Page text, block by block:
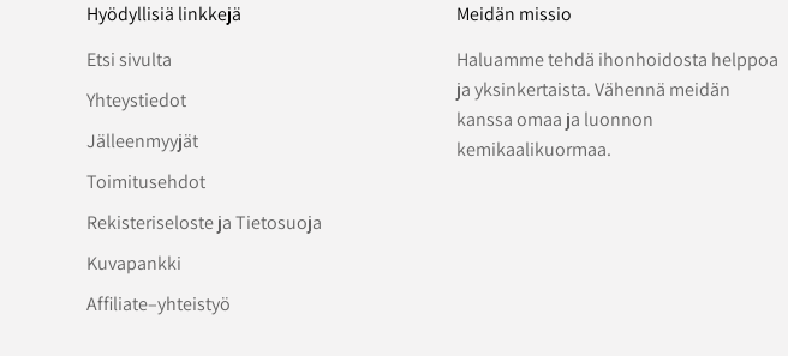
Hyödyllisiä linkkejä
Etsi sivulta
Yhteystiedot
Jälleenmyyjät
Toimitusehdot
Rekisteriseloste ja Tietosuoja
Kuvapankki
Affiliate–yhteistyö
Meidän missio
Haluamme tehdä ihonhoidosta helppoa
ja yksinkertaista. Vähennä meidän
kanssa omaa ja luonnon
kemikaalikuormaa.